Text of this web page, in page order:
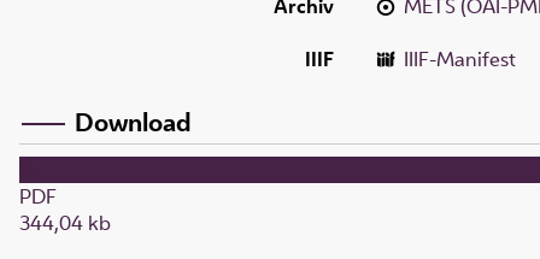
Archiv
METS (OAI-
IIIF
IIIF-Manifest
Download
PDF
344,04 kb